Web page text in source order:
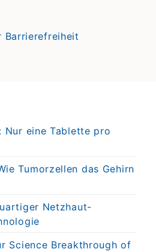
Barrierefreiheit
Nur eine Tablette pro
Tumorzellen das Gehirn
Netzhaut-
Science Breakthrough of